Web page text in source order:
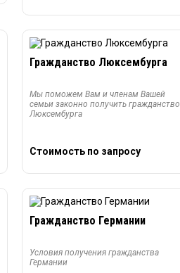
Гражданство Люксембурга
Мы поможем Вам и членам Вашей
семьи законно получить гражданство
Люксембурга
Стоимость по запросу
Гражданство Германии
Условия получения гражданства
Германии